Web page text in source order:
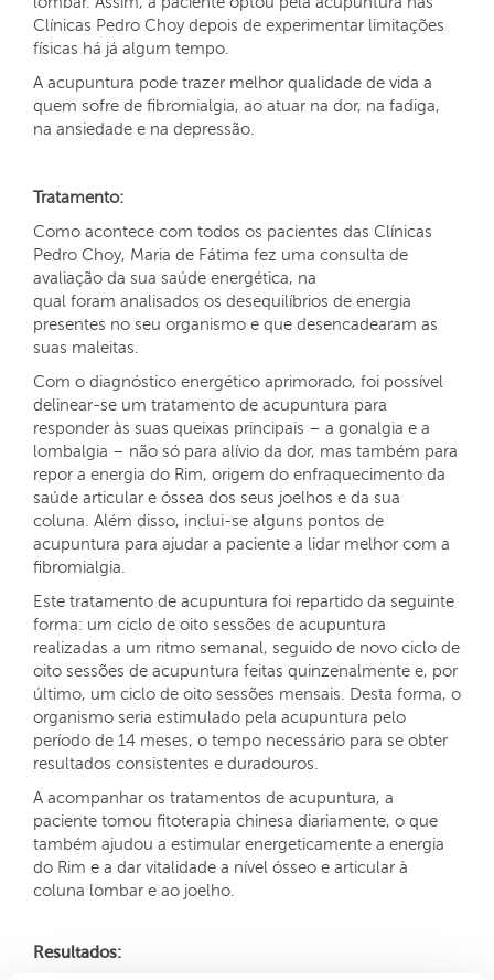
Clínicas Pedro Choy depois de experimentar limitações
físicas há já algum tempo.
A acupuntura pode trazer melhor qualidade de vida a
quem sofre de fibromialgia, ao atuar na dor, na fadiga,
na ansiedade e na depressão.
Tratamento:
Como acontece com todos os pacientes das Clínicas
Pedro Choy, Maria de Fátima fez uma consulta de
avaliação da sua saúde energética, na
qual foram analisados os desequilíbrios de energia
presentes no seu organismo e que desencadearam as
suas maleitas.
Com o diagnóstico energético aprimorado, foi possível
delinear-se um tratamento de acupuntura para
responder às suas queixas principais – a gonalgia e a
lombalgia – não só para alívio da dor, mas também para
repor a energia do Rim, origem do enfraquecimento da
saúde articular e óssea dos seus joelhos e da sua
coluna. Além disso, inclui-se alguns pontos de
acupuntura para ajudar a paciente a lidar melhor com a
fibromialgia.
Este tratamento de acupuntura foi repartido da seguinte
forma: um ciclo de oito sessões de acupuntura
realizadas a um ritmo semanal, seguido de novo ciclo de
oito sessões de acupuntura feitas quinzenalmente e, por
último, um ciclo de oito sessões mensais. Desta forma, o
organismo seria estimulado pela acupuntura pelo
período de 14 meses, o tempo necessário para se obter
resultados consistentes e duradouros.
A acompanhar os tratamentos de acupuntura, a
paciente tomou fitoterapia chinesa diariamente, o que
também ajudou a estimular energeticamente a energia
do Rim e a dar vitalidade a nível ósseo e articular à
coluna lombar e ao joelho.
Resultados: